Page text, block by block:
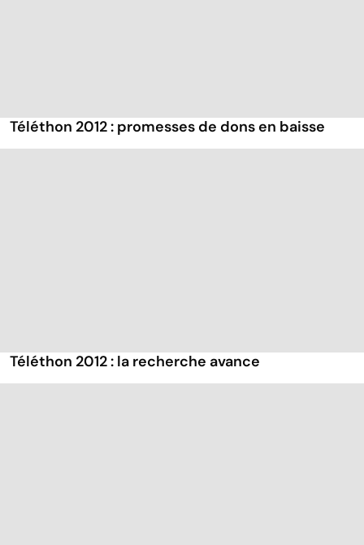
Téléthon 2012 : promesses de dons en baisse
Téléthon 2012 : la recherche avance